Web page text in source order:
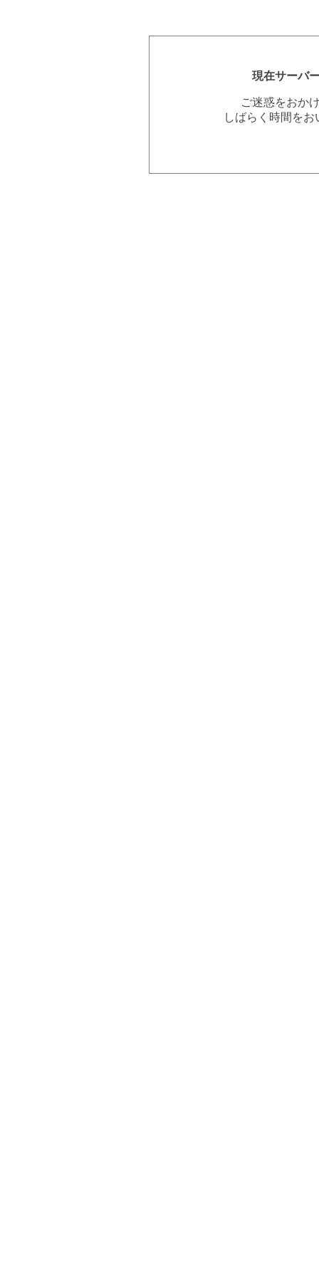
現在サーバ
ご迷惑をおか
しばらく時間を